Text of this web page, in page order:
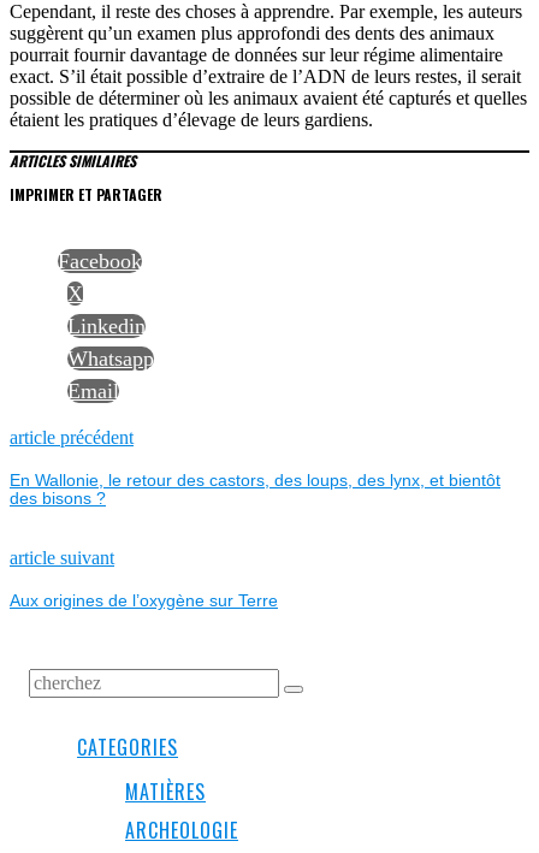
Cependant, il reste des choses à apprendre. Par exemple, les auteurs
suggèrent qu’un examen plus approfondi des dents des animaux
pourrait fournir davantage de données sur leur régime alimentaire
exact. S’il était possible d’extraire de l’ADN de leurs restes, il serait
possible de déterminer où les animaux avaient été capturés et quelles
étaient les pratiques d’élevage de leurs gardiens.
ARTICLES SIMILAIRES
IMPRIMER ET PARTAGER
Facebook
X
Linkedin
Whatsapp
Email
NAVIGATION
DE
L’ARTICLE
article précédentPrevious
En Wallonie, le retour des castors, des loups, des lynx, et bientôt
des bisons ?
article suivantNext
Aux origines de l’oxygène sur Terre
CATEGORIES
MATIÈRES
ARCHEOLOGIE